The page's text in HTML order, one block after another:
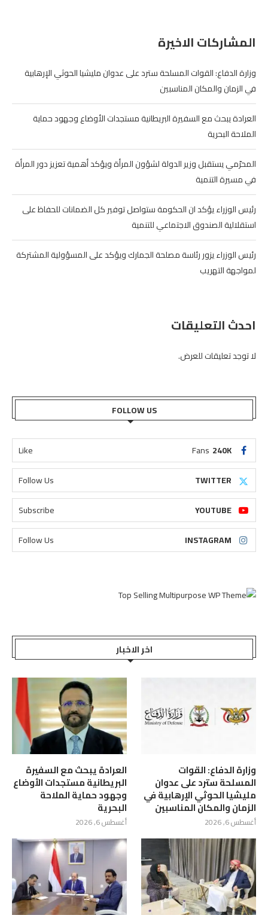
المشاركات الاخيرة
وزارة الدفاع: القوات المسلحة سترد على عدوان مليشيا الحوثي الإرهابية
في الزمان والمكان المناسبين
العرادة يبحث مع السفيرة البريطانية مستجدات الأوضاع وجهود حماية
الملاحة البحرية
المحرّمي يستقبل وزير الدولة لشؤون المرأة ويؤكد أهمية تعزيز دور المرأة
في مسيرة التنمية
رئيس الوزراء يؤكد ان الحكومة ستواصل توفير كل الضمانات للحفاظ على
استقلالية الصندوق الاجتماعي للتنمية
رئيس الوزراء يزور رئاسة مصلحة الجمارك ويؤكد على المسؤولية المشتركة
لمواجهة التهريب
احدث التعليقات
لا توجد تعليقات للعرض.
FOLLOW US
240K
Fans
Like
TWITTER
Follow Us
YOUTUBE
Subscribe
INSTAGRAM
Follow Us
اخر الاخبار
وزارة الدفاع: القوات
المسلحة سترد على عدوان
مليشيا الحوثي الإرهابية في
الزمان والمكان المناسبين
أغسطس 6, 2026
العرادة يبحث مع السفيرة
البريطانية مستجدات الأوضاع
وجهود حماية الملاحة
البحرية
أغسطس 6, 2026